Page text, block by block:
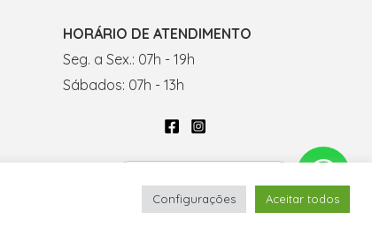
HORÁRIO DE ATENDIMENTO
Seg. a Sex.: 07h - 19h
Sábados: 07h - 13h
Configurações Aceitar todos